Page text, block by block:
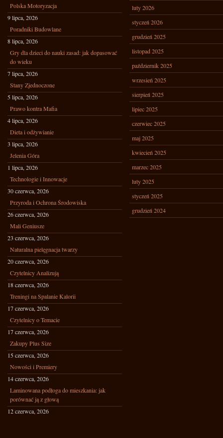
Polska Motoryzacja
9 lipca, 2026
Poradniki Budowlane
8 lipca, 2026
Gry dla dzieci do nauki zasad: jak dopasować
do wieku
7 lipca, 2026
Stany Zjednoczone
5 lipca, 2026
Prawo kontra Mafia
4 lipca, 2026
Dieta i odżywianie
3 lipca, 2026
Jelenia Góra
1 lipca, 2026
Technologie i Innowacje
30 czerwca, 2026
Przyroda i Ochrona Środowiska
26 czerwca, 2026
Mali Geniusze
23 czerwca, 2026
Naturalna pielęgnacja twarzy
20 czerwca, 2026
Czytelnicy Analizują
18 czerwca, 2026
Treningi na Spalanie Kalorii
17 czerwca, 2026
Czytelnicy o Temacie
17 czerwca, 2026
Zakupy Plus Size
15 czerwca, 2026
Nowości i Premiery
14 czerwca, 2026
Laminowana podłoga do mieszkania: jak
porównać ją z głową
12 czerwca, 2026
luty 2026
styczeń 2026
grudzień 2025
listopad 2025
październik 2025
wrzesień 2025
sierpień 2025
lipiec 2025
czerwiec 2025
maj 2025
kwiecień 2025
marzec 2025
luty 2025
styczeń 2025
grudzień 2024